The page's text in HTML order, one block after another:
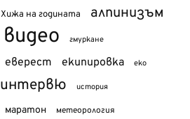
Хижа на годината алпинизъм
видео гмуркане
еверест екипировка еко
интервю история
маратон метеорология